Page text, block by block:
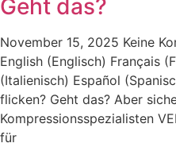
Geht das?
November 15, 2025 Keine
English (Englisch) Français
(Italienisch) Español
flicken? Geht das? Aber
Kompressionsspezialisten
für